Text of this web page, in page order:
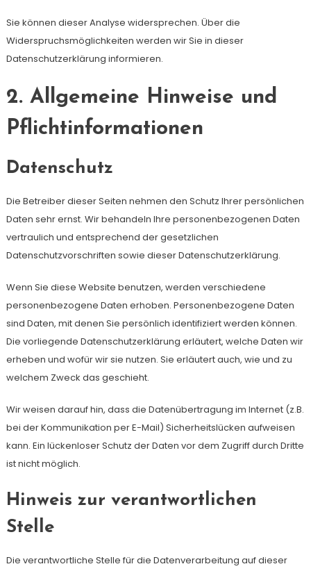
Sie können dieser Analyse widersprechen. Über die
Widerspruchsmöglichkeiten werden wir Sie in dieser
Datenschutzerklärung informieren.
2. Allgemeine Hinweise und
Pflichtinformationen
Datenschutz
Die Betreiber dieser Seiten nehmen den Schutz Ihrer persönlichen
Daten sehr ernst. Wir behandeln Ihre personenbezogenen Daten
vertraulich und entsprechend der gesetzlichen
Datenschutzvorschriften sowie dieser Datenschutzerklärung.
Wenn Sie diese Website benutzen, werden verschiedene
personenbezogene Daten erhoben. Personenbezogene Daten
sind Daten, mit denen Sie persönlich identifiziert werden können.
Die vorliegende Datenschutzerklärung erläutert, welche Daten wir
erheben und wofür wir sie nutzen. Sie erläutert auch, wie und zu
welchem Zweck das geschieht.
Wir weisen darauf hin, dass die Datenübertragung im Internet (z.B.
bei der Kommunikation per E-Mail) Sicherheitslücken aufweisen
kann. Ein lückenloser Schutz der Daten vor dem Zugriff durch Dritte
ist nicht möglich.
Hinweis zur verantwortlichen
Stelle
Die verantwortliche Stelle für die Datenverarbeitung auf dieser